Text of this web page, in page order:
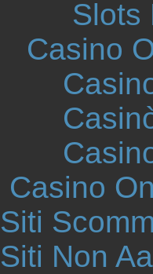
Slots
Casino
Casino
Siti
Siti Non